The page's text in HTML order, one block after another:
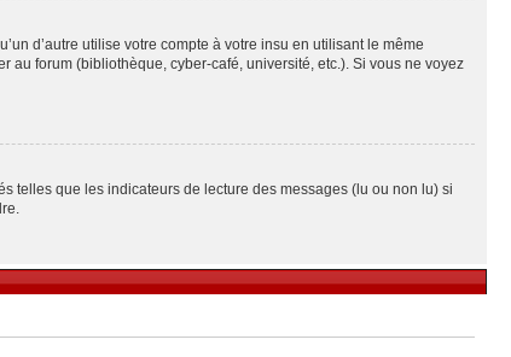
d’autre utilise votre compte à votre insu en utilisant le même
au forum (bibliothèque, cyber-café, université, etc.). Si vous ne voyez
telles que les indicateurs de lecture des messages (lu ou non lu) si